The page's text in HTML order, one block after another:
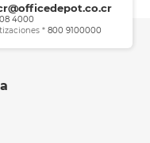
4000
*800 9100000